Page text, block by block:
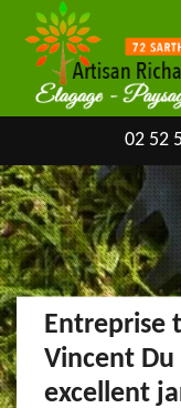
02 52
Entreprise
Vincent Du
excellent